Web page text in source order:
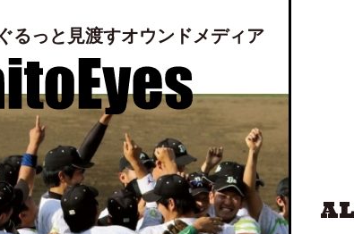
るっと⾒渡すオウンドメディア
詳細へ